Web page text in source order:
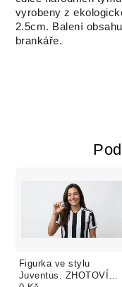
vyrobeny z
2.5cm. Balení
brankáře.
Figurka ve stylu
Juventus. ZHOTOVÍME